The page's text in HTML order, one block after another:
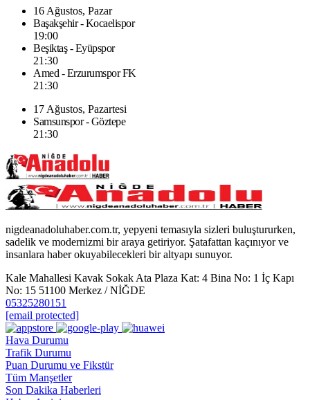
16 Ağustos, Pazar
Başakşehir - Kocaelispor
19:00
Beşiktaş - Eyüpspor
21:30
Amed - Erzurumspor FK
21:30
17 Ağustos, Pazartesi
Samsunspor - Göztepe
21:30
nigdeanadoluhaber.com.tr, yepyeni temasıyla sizleri buluştururken,
sadelik ve modernizmi bir araya getiriyor. Şatafattan kaçınıyor ve
insanlara haber okuyabilecekleri bir altyapı sunuyor.
Kale Mahallesi Kavak Sokak Ata Plaza Kat: 4 Bina No: 1 İç Kapı
No: 15 51100 Merkez / NİĞDE
05325280151
[email protected]
Hava Durumu
Trafik Durumu
Puan Durumu ve Fikstür
Tüm Manşetler
Son Dakika Haberleri